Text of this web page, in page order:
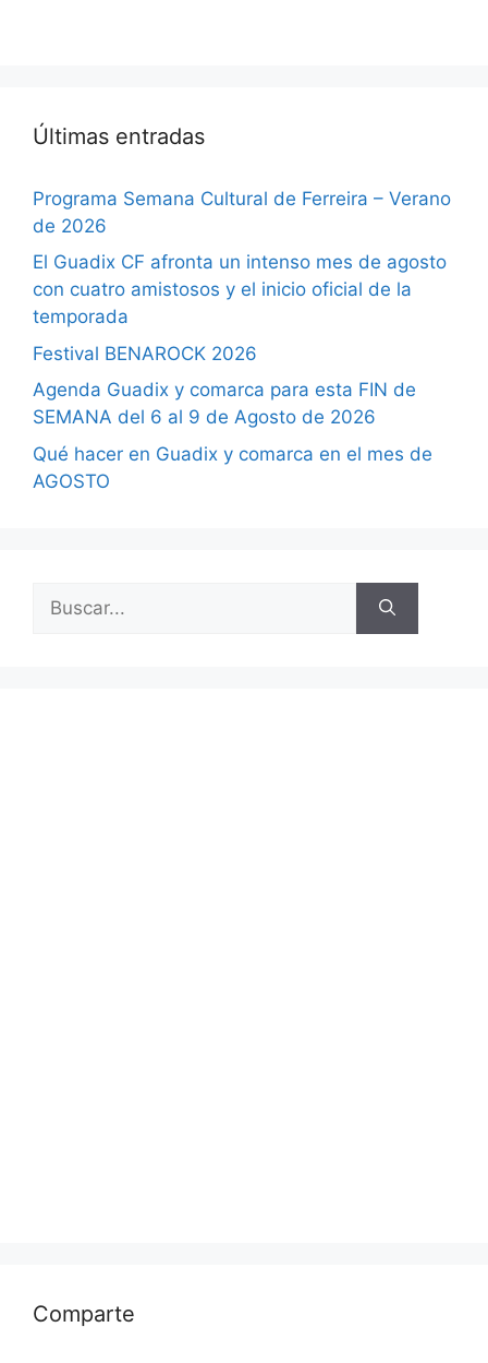
Últimas entradas
Programa Semana Cultural de Ferreira – Verano
de 2026
El Guadix CF afronta un intenso mes de agosto
con cuatro amistosos y el inicio oficial de la
temporada
Festival BENAROCK 2026
Agenda Guadix y comarca para esta FIN de
SEMANA del 6 al 9 de Agosto de 2026
Qué hacer en Guadix y comarca en el mes de
AGOSTO
Comparte